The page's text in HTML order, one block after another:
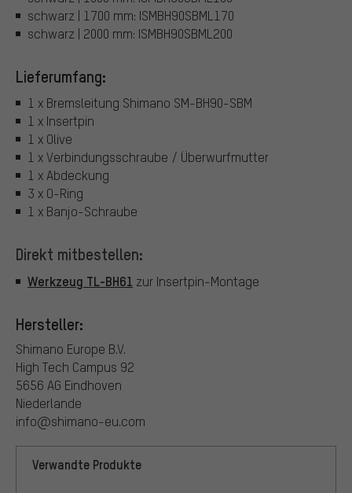
schwarz | 1700 mm: ISMBH90SBML170
schwarz | 2000 mm: ISMBH90SBML200
Lieferumfang:
1 x Bremsleitung Shimano SM-BH90-SBM
1 x Insertpin
1 x Olive
1 x Verbindungsschraube / Überwurfmutter
1 x Abdeckung
3 x O-Ring
1 x Banjo-Schraube
Direkt mitbestellen:
Werkzeug TL-BH61 zur Insertpin-Montage
Hersteller:
Shimano Europe B.V.
High Tech Campus 92
5656 AG Eindhoven
Niederlande
info@shimano-eu.com
Verwandte Produkte